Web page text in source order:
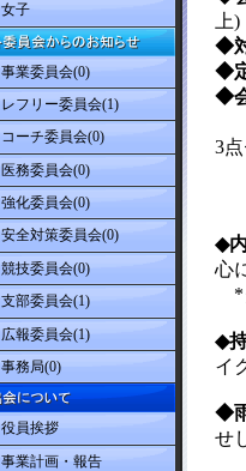
女子
事業委員会(0)
レフリー委員会(1)
コーチ委員会(0)
医務委員会(0)
強化委員会(0)
安全対策委員会(0)
競技委員会(0)
支部委員会(1)
広報委員会(1)
事務局(0)
役員挨拶
事業計画・報告